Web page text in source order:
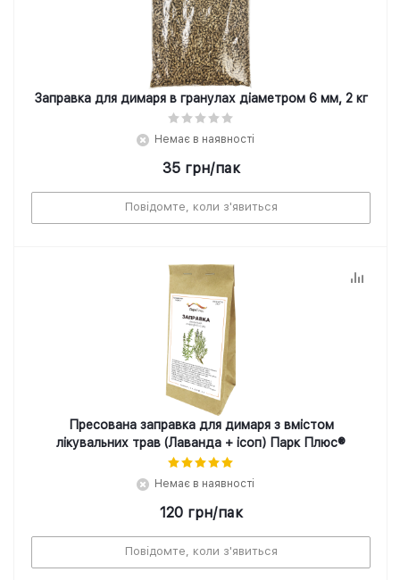
Заправка для димаря в гранулах діаметром 6 мм, 2 кг
Немає в наявності
35грн/пак
Повідомте, коли з'явиться
Пресована заправка для димаря з вмістом
лікувальних трав (Лаванда + ісоп) Парк Плюс®
Немає в наявності
120грн/пак
Повідомте, коли з'явиться